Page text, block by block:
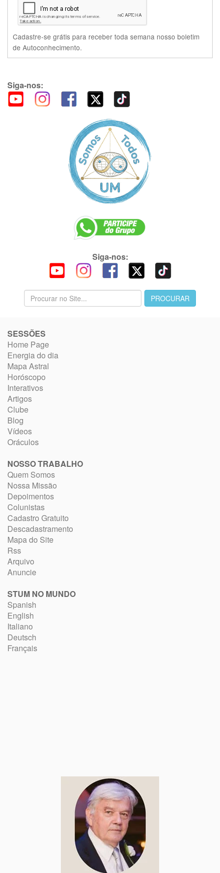
Cadastre-se grátis para receber toda semana nosso boletim
de Autoconhecimento.
Siga-nos:
Siga-nos:
SESSÕES
Home Page
Energia do dia
Mapa Astral
Horóscopo
Interativos
Artigos
Clube
Blog
Vídeos
Oráculos
NOSSO TRABALHO
Quem Somos
Nossa Missão
Depoimentos
Colunistas
Cadastro Gratuito
Descadastramento
Mapa do Site
Rss
Arquivo
Anuncie
STUM NO MUNDO
Spanish
English
Italiano
Deutsch
Français